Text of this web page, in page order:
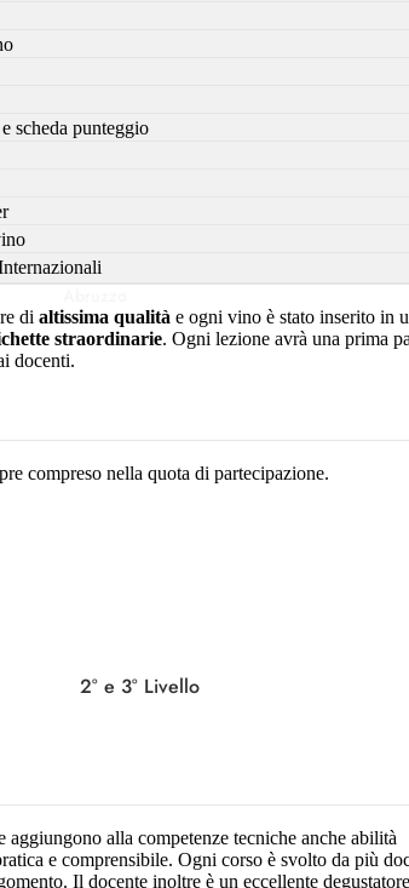
Campania
Emilia-Romagna
Trentino-Alto Adige
Umbria
2° e 3° Livello
scheda punteggio
di altissima qualità e ogni vino è stato inserito in
straordinarie. Ogni lezione avrà una prima
docenti.
compreso nella quota di partecipazione.
alla competenze tecniche anche abilità
e comprensibile. Ogni corso è svolto da più
Il docente inoltre è un eccellente